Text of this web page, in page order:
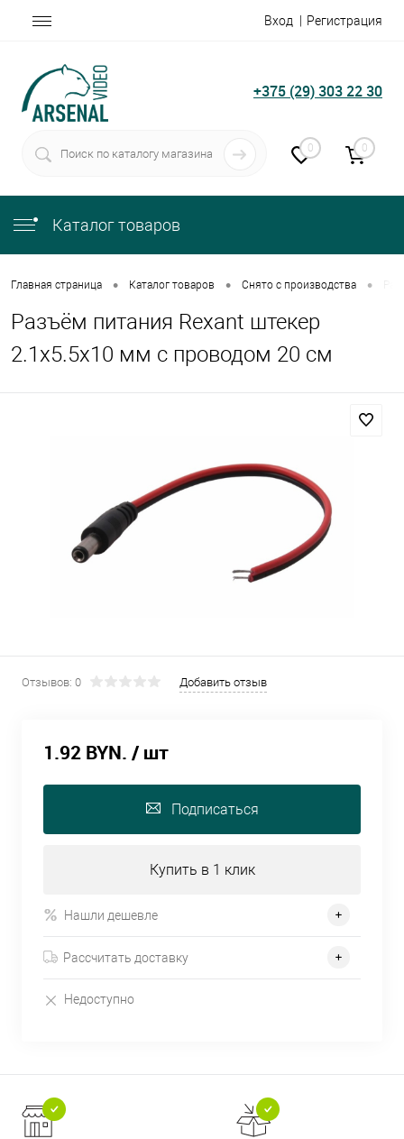
Вход Регистрация
+375 (29) 303 22 30
0 0
Каталог товаров
Главная страница • Каталог товаров • Снято с производства •
Разъём питания Rexant штекер
2.1х5.5x10 мм с проводом 20 см
Отзывов: 0 Добавить отзыв
1.92 BYN. / шт
Подписаться
Купить в 1 клик
Нашли дешевле
Рассчитать доставку
Недоступно